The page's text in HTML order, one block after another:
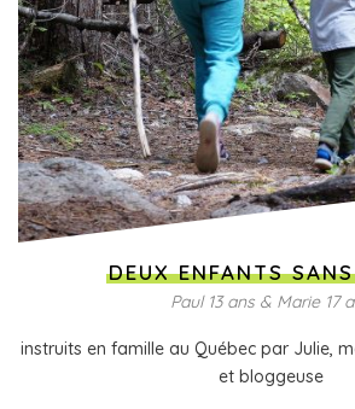
DEUX ENFANTS
Paul 13 ans & Marie 17
instruits en famille au Québec par Julie,
et bloggeuse